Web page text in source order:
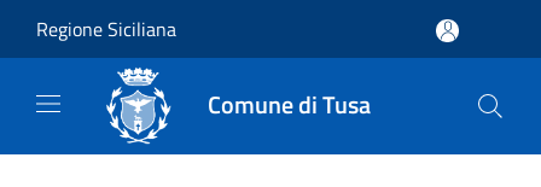
Regione Siciliana
Comune di Tusa